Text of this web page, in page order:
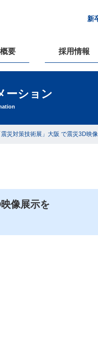
新
要 採用情報
ーション
災対策技術展」大阪 で震災3D映像
像展示を